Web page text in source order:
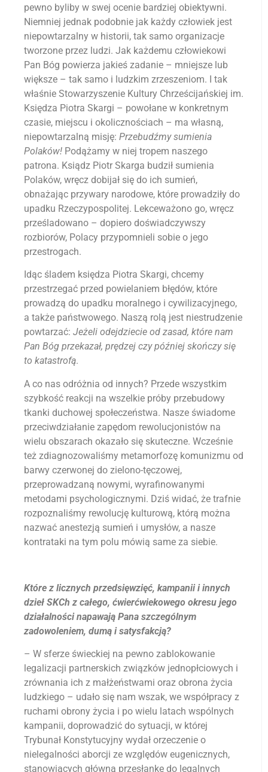
pewno byliby w swej ocenie bardziej obiektywni.
Niemniej jednak podobnie jak każdy człowiek jest
niepowtarzalny w historii, tak samo organizacje
tworzone przez ludzi. Jak każdemu człowiekowi
Pan Bóg powierza jakieś zadanie – mniejsze lub
większe – tak samo i ludzkim zrzeszeniom. I tak
właśnie Stowarzyszenie Kultury Chrześcijańskiej im.
Księdza Piotra Skargi – powołane w konkretnym
czasie, miejscu i okolicznościach – ma własną,
niepowtarzalną misję: Przebudźmy sumienia
Polaków! Podążamy w niej tropem naszego
patrona. Ksiądz Piotr Skarga budził sumienia
Polaków, wręcz dobijał się do ich sumień,
obnażając przywary narodowe, które prowadziły do
upadku Rzeczypospolitej. Lekceważono go, wręcz
prześladowano – dopiero doświadczywszy
rozbiorów, Polacy przypomnieli sobie o jego
przestrogach.
Idąc śladem księdza Piotra Skargi, chcemy
przestrzegać przed powielaniem błędów, które
prowadzą do upadku moralnego i cywilizacyjnego,
a także państwowego. Naszą rolą jest niestrudzenie
powtarzać: Jeżeli odejdziecie od zasad, które nam
Pan Bóg przekazał, prędzej czy później skończy się
to katastrofą.
A co nas odróżnia od innych? Przede wszystkim
szybkość reakcji na wszelkie próby przebudowy
tkanki duchowej społeczeństwa. Nasze świadome
przeciwdziałanie zapędom rewolucjonistów na
wielu obszarach okazało się skuteczne. Wcześnie
też zdiagnozowaliśmy metamorfozę komunizmu od
barwy czerwonej do zielono-tęczowej,
przeprowadzaną nowymi, wyrafinowanymi
metodami psychologicznymi. Dziś widać, że trafnie
rozpoznaliśmy rewolucję kulturową, którą można
nazwać anestezją sumień i umysłów, a nasze
kontrataki na tym polu mówią same za siebie.
Które z licznych przedsięwzięć, kampanii i innych
dzieł SKCh z całego, ćwierćwiekowego okresu jego
działalności napawają Pana szczególnym
zadowoleniem, dumą i satysfakcją?
– W sferze świeckiej na pewno zablokowanie
legalizacji partnerskich związków jednopłciowych i
zrównania ich z małżeństwami oraz obrona życia
ludzkiego – udało się nam wszak, we współpracy z
ruchami obrony życia i po wielu latach wspólnych
kampanii, doprowadzić do sytuacji, w której
Trybunał Konstytucyjny wydał orzeczenie o
nielegalności aborcji ze względów eugenicznych,
stanowiących główną przesłankę do legalnych